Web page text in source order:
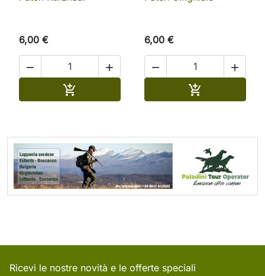
6,00 €
 

6,00 €
 

Ricevi le nostre novità e le offerte speciali